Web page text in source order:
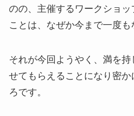
のの、主催するワークショッ
ことは、なぜか今まで一度も
それが今回ようやく、満を持
せてもらえることになり密か
ろです。